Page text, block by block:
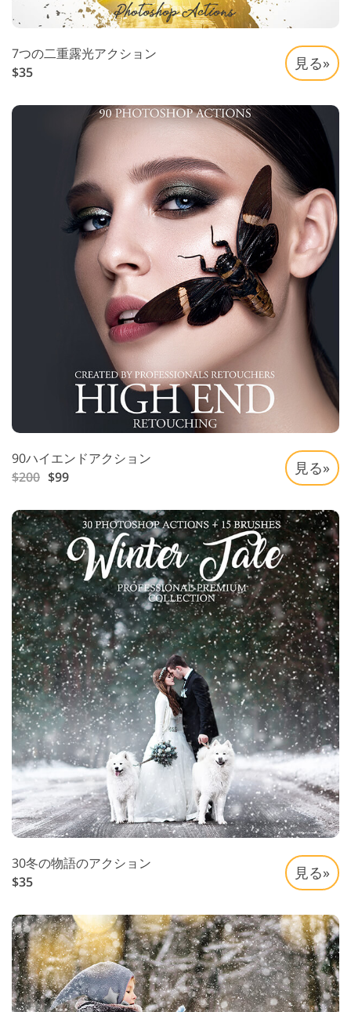
7つの二重露光アクション
$35
見る»
90ハイエンドアクション
$200 $99
見る»
30冬の物語のアクション
$35
見る»